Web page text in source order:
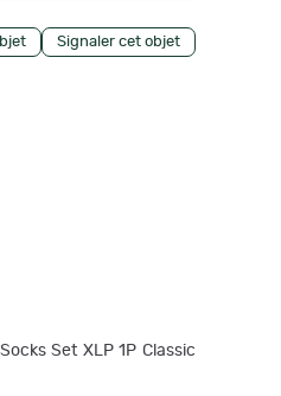
Signaler cet objet
Set XLP 1P Classic